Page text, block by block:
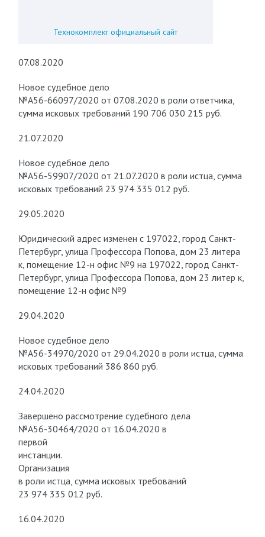
Технокомплект официальный сайт
07.08.2020
Новое судебное дело
№А56-66097/2020 от 07.08.2020 в роли ответчика,
сумма исковых требований 190 706 030 215 руб.
21.07.2020
Новое судебное дело
№А56-59907/2020 от 21.07.2020 в роли истца, сумма
исковых требований 23 974 335 012 руб.
29.05.2020
Юридический адрес изменен с 197022, город Санкт-
Петербург, улица Профессора Попова, дом 23 литера
к, помещение 12-н офис №9 на 197022, город Санкт-
Петербург, улица Профессора Попова, дом 23 литер к,
помещение 12-н офис №9
29.04.2020
Новое судебное дело
№А56-34970/2020 от 29.04.2020 в роли истца, сумма
исковых требований 386 860 руб.
24.04.2020
Завершено рассмотрение судебного дела
№А56-30464/2020 от 16.04.2020 в
первой
инстанции.
Организация
в роли истца, сумма исковых требований
23 974 335 012 руб.
16.04.2020